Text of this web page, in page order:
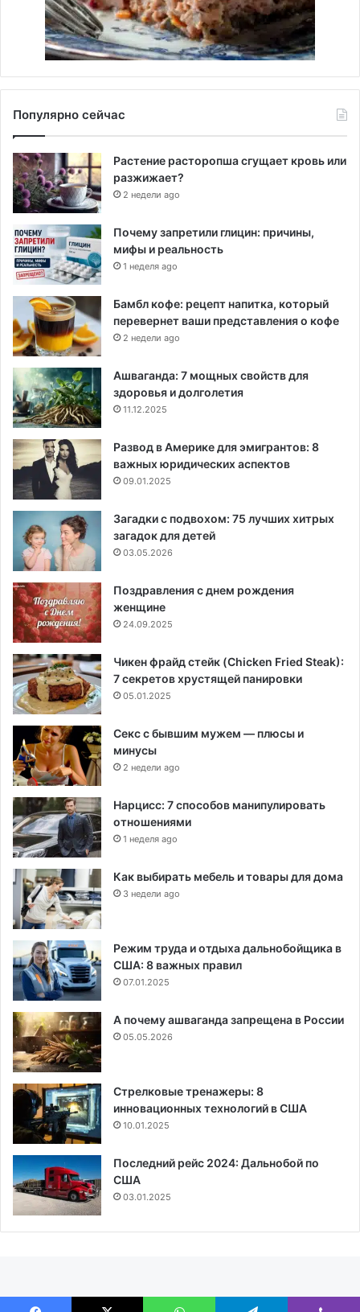
Популярно сейчас
Растение расторопша сгущает кровь или
разжижает?
2 недели ago
Почему запретили глицин: причины,
мифы и реальность
1 неделя ago
Бамбл кофе: рецепт напитка, который
перевернет ваши представления о кофе
2 недели ago
Ашваганда: 7 мощных свойств для
здоровья и долголетия
11.12.2025
Развод в Америке для эмигрантов: 8
важных юридических аспектов
09.01.2025
Загадки с подвохом: 75 лучших хитрых
загадок для детей
03.05.2026
Поздравления с днем рождения
женщине
24.09.2025
Чикен фрайд стейк (Chicken Fried Steak):
7 секретов хрустящей панировки
05.01.2025
Секс с бывшим мужем — плюсы и
минусы
2 недели ago
Нарцисс: 7 способов манипулировать
отношениями
1 неделя ago
Как выбирать мебель и товары для дома
3 недели ago
Режим труда и отдыха дальнобойщика в
США: 8 важных правил
07.01.2025
А почему ашваганда запрещена в России
05.05.2026
Стрелковые тренажеры: 8
инновационных технологий в США
10.01.2025
Последний рейс 2024: Дальнобой по
США
03.01.2025